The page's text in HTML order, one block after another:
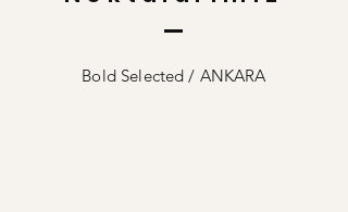
Bold Selected / ANKARA